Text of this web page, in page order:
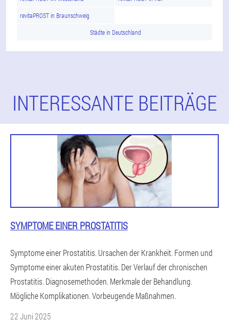
revitaPROST in Braunschweig
Städte in Deutschland
INTERESSANTE BEITRÄGE
SYMPTOME EINER PROSTATITIS
Symptome einer Prostatitis. Ursachen der Krankheit. Formen und
Symptome einer akuten Prostatitis. Der Verlauf der chronischen
Prostatitis. Diagnosemethoden. Merkmale der Behandlung.
Mögliche Komplikationen. Vorbeugende Maßnahmen.
22 Juni 2025